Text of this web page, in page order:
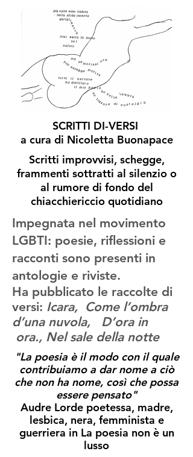
SCRITTI DI-VERSI
a cura di Nicoletta Buonapace
Scritti improvvisi, schegge,
frammenti sottratti al silenzio o
al rumore di fondo del
chiacchiericcio quotidiano
Impegnata nel movimento
LGBTI: poesie, riflessioni e
racconti sono presenti in
antologie e riviste.
Ha pubblicato le raccolte di
versi: Icara, Come l’ombra
d’una nuvola, D’ora in
ora., Nel sale della notte
"La poesia è il modo con il quale
contribuiamo a dar nome a ciò
che non ha nome, così che possa
essere pensato"
Audre Lorde poetessa, madre,
lesbica, nera, femminista e
guerriera in La poesia non è un
lusso